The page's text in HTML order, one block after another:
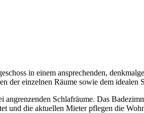
in einem ansprechenden,
der einzelnen Räume sowie dem idealen
Schlafräume. Das
und die aktuellen Mieter pflegen die